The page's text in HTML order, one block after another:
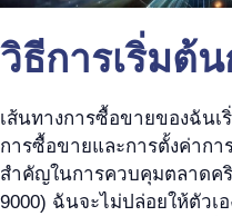
วิธีการเริ่มต้
เส้นทางการซื้อขายของฉัน
การซื้อขายและการตั้งค่ากา
สำคัญในการควบคุมตลาดค
9000) ฉันจะไม่ปล่อยให้ตัวเ